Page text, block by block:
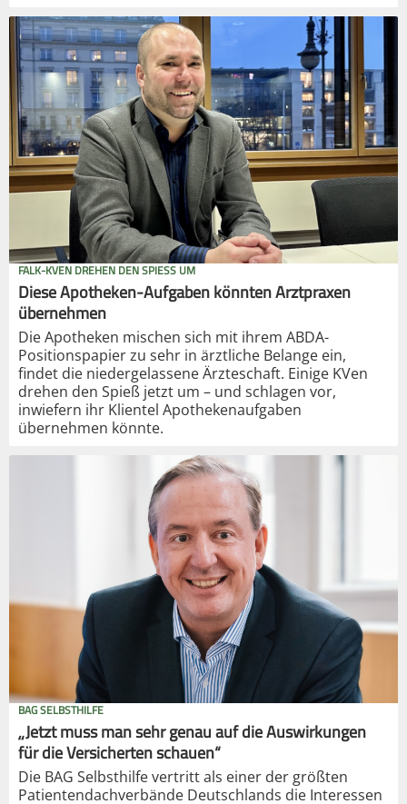
FALK-KVEN DREHEN DEN SPIESS UM
Diese Apotheken-Aufgaben könnten Arztpraxen
übernehmen
Die Apotheken mischen sich mit ihrem ABDA-
Positionspapier zu sehr in ärztliche Belange ein,
findet die niedergelassene Ärzteschaft. Einige KVen
drehen den Spieß jetzt um – und schlagen vor,
inwiefern ihr Klientel Apothekenaufgaben
übernehmen könnte.
BAG SELBSTHILFE
„Jetzt muss man sehr genau auf die Auswirkungen
für die Versicherten schauen“
Die BAG Selbsthilfe vertritt als einer der größten
Patientendachverbände Deutschlands die Interessen